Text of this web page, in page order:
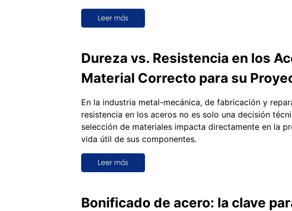
Dureza vs. Resistencia en los
Material Correcto para su
En la industria metal-mecánica, de fabricación y
resistencia en los aceros no es solo una decisión
selección de materiales impacta directamente en la
vida útil de sus componentes.
Bonificado de acero: la clave